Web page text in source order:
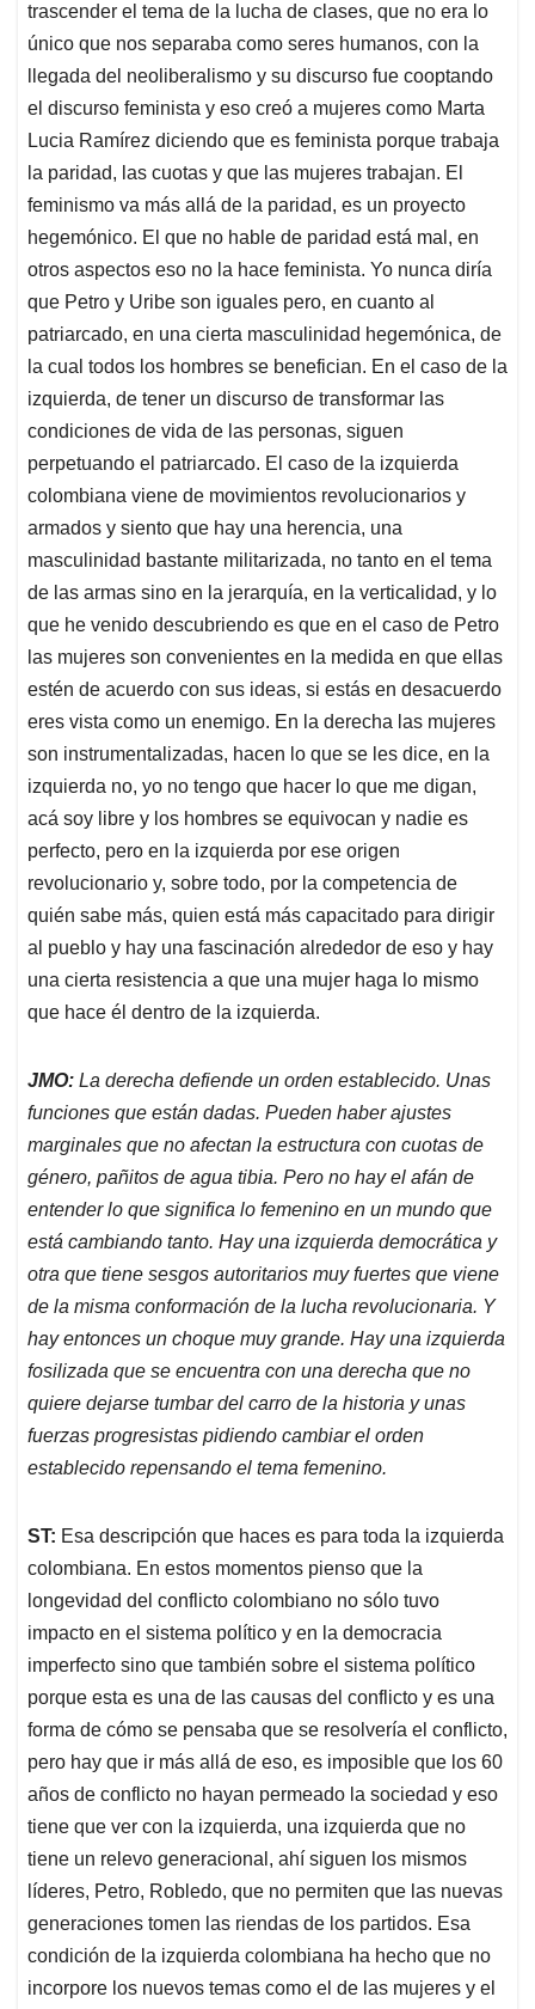
trascender el tema de la lucha de clases, que no era lo
único que nos separaba como seres humanos, con la
llegada del neoliberalismo y su discurso fue cooptando
el discurso feminista y eso creó a mujeres como Marta
Lucia Ramírez diciendo que es feminista porque trabaja
la paridad, las cuotas y que las mujeres trabajan. El
feminismo va más allá de la paridad, es un proyecto
hegemónico. El que no hable de paridad está mal, en
otros aspectos eso no la hace feminista. Yo nunca diría
que Petro y Uribe son iguales pero, en cuanto al
patriarcado, en una cierta masculinidad hegemónica, de
la cual todos los hombres se benefician. En el caso de la
izquierda, de tener un discurso de transformar las
condiciones de vida de las personas, siguen
perpetuando el patriarcado. El caso de la izquierda
colombiana viene de movimientos revolucionarios y
armados y siento que hay una herencia, una
masculinidad bastante militarizada, no tanto en el tema
de las armas sino en la jerarquía, en la verticalidad, y lo
que he venido descubriendo es que en el caso de Petro
las mujeres son convenientes en la medida en que ellas
estén de acuerdo con sus ideas, si estás en desacuerdo
eres vista como un enemigo. En la derecha las mujeres
son instrumentalizadas, hacen lo que se les dice, en la
izquierda no, yo no tengo que hacer lo que me digan,
acá soy libre y los hombres se equivocan y nadie es
perfecto, pero en la izquierda por ese origen
revolucionario y, sobre todo, por la competencia de
quién sabe más, quien está más capacitado para dirigir
al pueblo y hay una fascinación alrededor de eso y hay
una cierta resistencia a que una mujer haga lo mismo
que hace él dentro de la izquierda.
JMO: La derecha defiende un orden establecido. Unas
funciones que están dadas. Pueden haber ajustes
marginales que no afectan la estructura con cuotas de
género, pañitos de agua tibia. Pero no hay el afán de
entender lo que significa lo femenino en un mundo que
está cambiando tanto. Hay una izquierda democrática y
otra que tiene sesgos autoritarios muy fuertes que viene
de la misma conformación de la lucha revolucionaria. Y
hay entonces un choque muy grande. Hay una izquierda
fosilizada que se encuentra con una derecha que no
quiere dejarse tumbar del carro de la historia y unas
fuerzas progresistas pidiendo cambiar el orden
establecido repensando el tema femenino.
ST: Esa descripción que haces es para toda la izquierda
colombiana. En estos momentos pienso que la
longevidad del conflicto colombiano no sólo tuvo
impacto en el sistema político y en la democracia
imperfecto sino que también sobre el sistema político
porque esta es una de las causas del conflicto y es una
forma de cómo se pensaba que se resolvería el conflicto,
pero hay que ir más allá de eso, es imposible que los 60
años de conflicto no hayan permeado la sociedad y eso
tiene que ver con la izquierda, una izquierda que no
tiene un relevo generacional, ahí siguen los mismos
líderes, Petro, Robledo, que no permiten que las nuevas
generaciones tomen las riendas de los partidos. Esa
condición de la izquierda colombiana ha hecho que no
incorpore los nuevos temas como el de las mujeres y el